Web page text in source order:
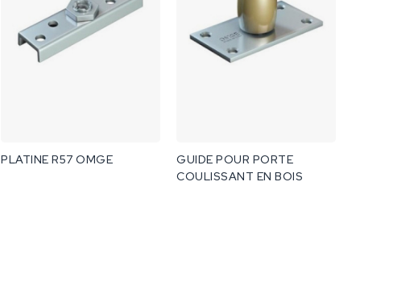
PLATINE R57 OMGE
GUIDE POUR PORTE
COULISSANT EN BOIS